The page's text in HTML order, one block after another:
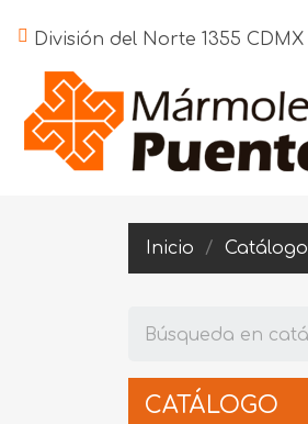
División del Norte 1355 CDMX
Inicio Catálogo
CATÁLOGO